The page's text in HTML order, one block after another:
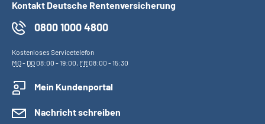
Kontakt Deutsche Rentenversicherung
0800 1000 4800
Kostenloses Servicetelefon
MO- DO08:00 - 19:00, FR08:00 - 15:30
Mein Kundenportal
Nachricht schreiben